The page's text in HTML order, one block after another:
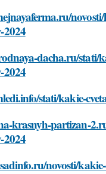
2024
dacha.ru/stati/
2024
stati/kakie-
krasnyh-partizan-
2024
novosti/